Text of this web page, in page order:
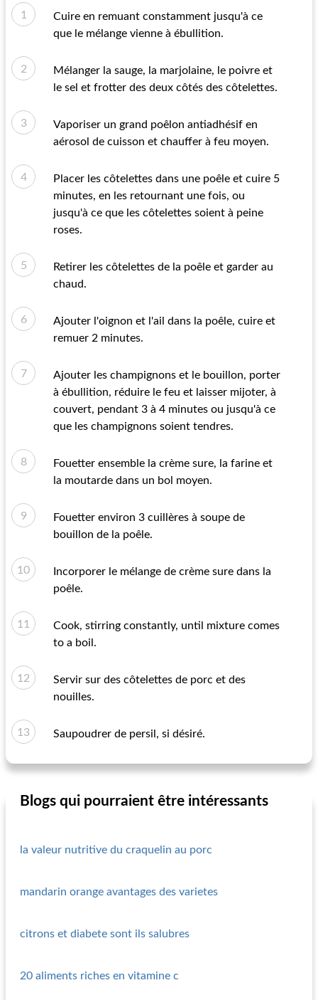
Cuire en remuant constamment jusqu'à ce
que le mélange vienne à ébullition.
Mélanger la sauge, la marjolaine, le poivre et
le sel et frotter des deux côtés des côtelettes.
Vaporiser un grand poêlon antiadhésif en
aérosol de cuisson et chauffer à feu moyen.
Placer les côtelettes dans une poêle et cuire 5
minutes, en les retournant une fois, ou
jusqu'à ce que les côtelettes soient à peine
roses.
Retirer les côtelettes de la poêle et garder au
chaud.
Ajouter l'oignon et l'ail dans la poêle, cuire et
remuer 2 minutes.
Ajouter les champignons et le bouillon, porter
à ébullition, réduire le feu et laisser mijoter, à
couvert, pendant 3 à 4 minutes ou jusqu'à ce
que les champignons soient tendres.
Fouetter ensemble la crème sure, la farine et
la moutarde dans un bol moyen.
Fouetter environ 3 cuillères à soupe de
bouillon de la poêle.
Incorporer le mélange de crème sure dans la
poêle.
Cook, stirring constantly, until mixture comes
to a boil.
Servir sur des côtelettes de porc et des
nouilles.
Saupoudrer de persil, si désiré.
Blogs qui pourraient être intéressants
la valeur nutritive du craquelin au porc
mandarin orange avantages des varietes
citrons et diabete sont ils salubres
20 aliments riches en vitamine c